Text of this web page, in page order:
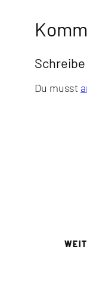
Du musst